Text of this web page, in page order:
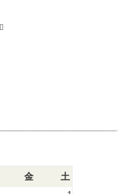
金
土